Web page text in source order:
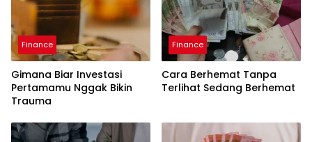
Finance
Gimana Biar Investasi
Pertamamu Nggak Bikin
Trauma
Finance
Cara Berhemat Tanpa
Terlihat Sedang Berhemat